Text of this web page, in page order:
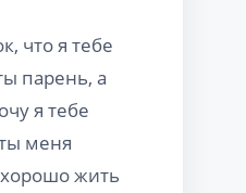
что я тебе
парень, а
я тебе
меня
жить